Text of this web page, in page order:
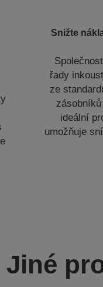
Snižte
řady
ze
ideální
umožňuje
Jiné